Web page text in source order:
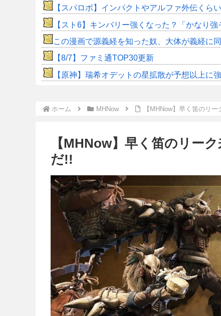
【スパロボ】インパクトやアルファ外伝く
【スト6】キンバリー強くなった？「かなり強
この漫画で源義経を知った奴、大体が義経に
【8/7】ファミ通TOP30更新
【原神】瑞希オデットの星拡散が予想以上に強
ホーム MHNow 【MHNow】早く笛のリ
【MHNow】早く笛のリー
だ!!